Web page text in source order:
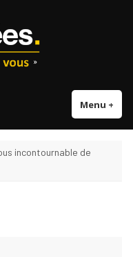
Menu +
incontournable de